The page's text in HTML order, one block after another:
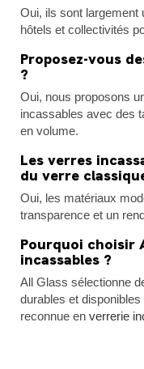
Oui, ils sont largement
hôtels et collectivités
Proposez-vous
?
Oui, nous proposons
incassables avec des
en volume.
Les verres
du verre
Oui, les matériaux
transparence et un
Pourquoi choisir
incassables ?
All Glass sélectionne
durables et
reconnue en verrerie